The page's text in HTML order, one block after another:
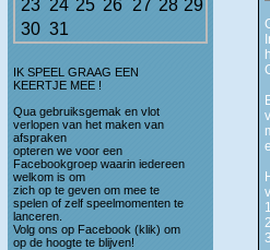
23 24 25 26 27 28 29
30 31
IK SPEEL GRAAG EEN
KEERTJE MEE !
Qua gebruiksgemak en vlot
verlopen van het maken van
afspraken
opteren we voor een
Facebookgroep waarin iedereen
welkom is om
zich op te geven om mee te
spelen of zelf speelmomenten te
lanceren.
Volg ons op Facebook (klik) om
op de hoogte te blijven!